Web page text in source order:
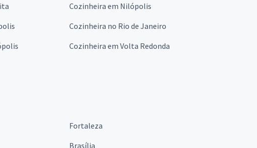
Cozinheira em Nilópolis
Cozinheira no Rio de Janeiro
Cozinheira em Volta Redonda
Fortaleza
Brasília